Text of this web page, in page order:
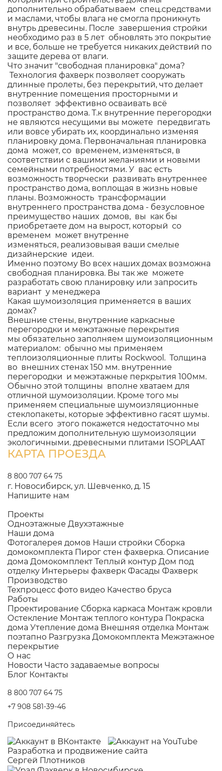
дополнительно обрабатываем спец.средствами
и маслами, чтобы влага не смогла проникнуть
внутрь древесины. После завершения стройки
необходимо раз в 5 лет обновлять это покрытие
и все, больше не требуется никаких действий по
защите дерева от влаги.
Что значит "свободная планировка" дома?
Технология фахверк позволяет сооружать
длинные пролеты, без перекрытий, что делает
внутренние помещения просторными и
позволяет эффективно осваивать всё
пространство дома. Т.к внутренние перегородки
не являются несущими вы можете передвигать
или вовсе убирать их, координально изменяя
планировку дома. Первоначальная планировка
дома может, со временем, изменяться, в
соответствии с вашими желаниями и новыми
семейными потребностями. У вас есть
возможность творчески развивать внутреннее
пространство дома, воплощая в жизнь новые
планы. Возможность трансформации
внутреннего пространства дома - безусловное
преимущество наших домов, вы как бы
приобретаете дом на вырост, который со
временем может внутренне
изменяться, реализовывая ваши смелые
дизайнерские идеи.
Именно поэтому Во всех наших домах возможна
свободная планировка. Вы так же можете
разработать свою планировку или запросить
вариант у менеджера
Какая шумоизоляция применяется в ваших
домах?
Внешние стены, внутренние каркасные
перегородки и межэтажные перекрытия
мы обязательно заполняем шумоизоляционным
материалом: обычно мы применяем
теплоизоляционные плиты Rockwool. Толщина
во внешних стенах 150 мм. внутренние
перегородки и межэтажные перкрытия 100мм.
Обычно этой толщины вполне хватаем для
отличной шумоизоляции. Кроме того мы
применяем специальные шумоизляционные
стеклопакеты, которые эффективно гасят шумы.
Если всего этого покажется недостаточно мы
предложим дополнительную шумоизоляции
экологичными. древесными плитами ISOPLAAT
КАРТА ПРОЕЗДА
8 800 707 64 75
г. Новосибирск, ул. Шевченко, д. 15
Напишите нам
Проекты
Одноэтажные Двухэтажные
Наши дома
Фотогалерея домов Наши стройки Сборка
домокомплекта Пирог стен фахверка. Описание
дома Домокомплект Теплый контур Дом под
отделку Интерьеры фахверк Фасады Фахверк
Производство
Техпроцесс фото видео Качество бруса
Работы
Проектирование Сборка каркаса Монтаж кровли
Остекление Монтаж теплого контура Покраска
дома Утепление дома Внешняя отделка Монтаж
поэтапно Разгрузка Домокомплекта Межэтажное
перекрытие
О нас
Новости Часто задаваемые вопросы
Блог Контакты
8 800 707 64 75
+7 908 581-39-46
Присоединяйтесь
Разработка и продвижение сайта
Сергей Плотников